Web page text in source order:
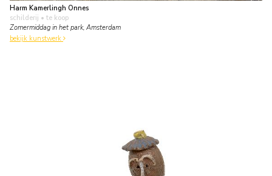
Harm Kamerlingh Onnes
schilderij • te koop
Zomermiddag in het park, Amsterdam
bekijk kunstwerk